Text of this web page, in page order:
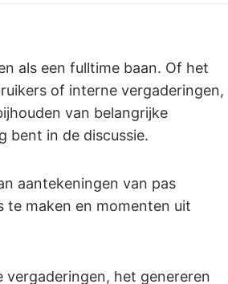
als een fulltime baan. Of het
of interne vergaderingen,
van belangrijke
bent in de discussie.
aantekeningen van pas
te maken en momenten uit
het genereren